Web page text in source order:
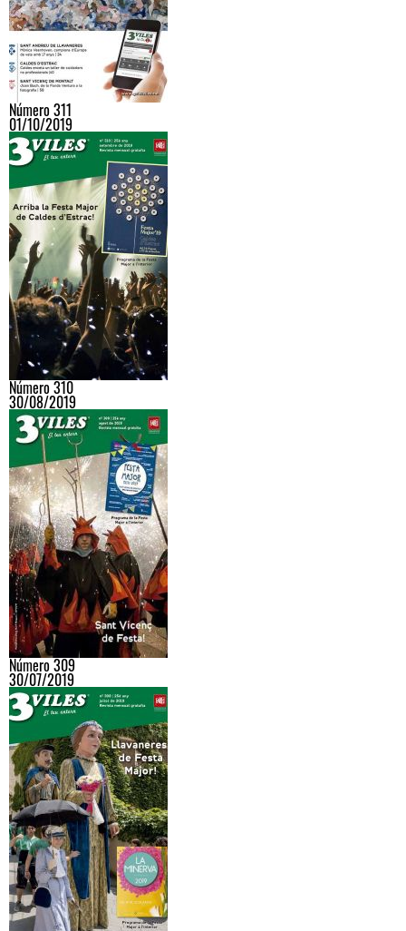
Número 311
01/10/2019
Número 310
30/08/2019
Número 309
30/07/2019